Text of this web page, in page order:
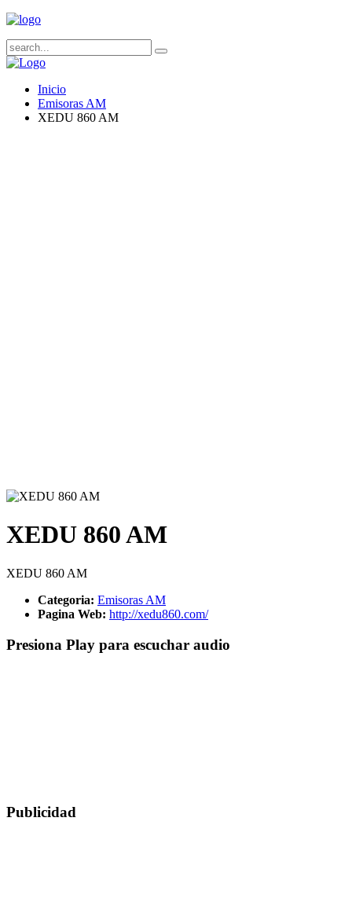
Inicio
Emisoras AM
XEDU 860 AM
XEDU 860 AM
XEDU 860 AM
Categoria: Emisoras AM
Pagina Web: http://xedu860.com/
Presiona Play para escuchar audio
Publicidad